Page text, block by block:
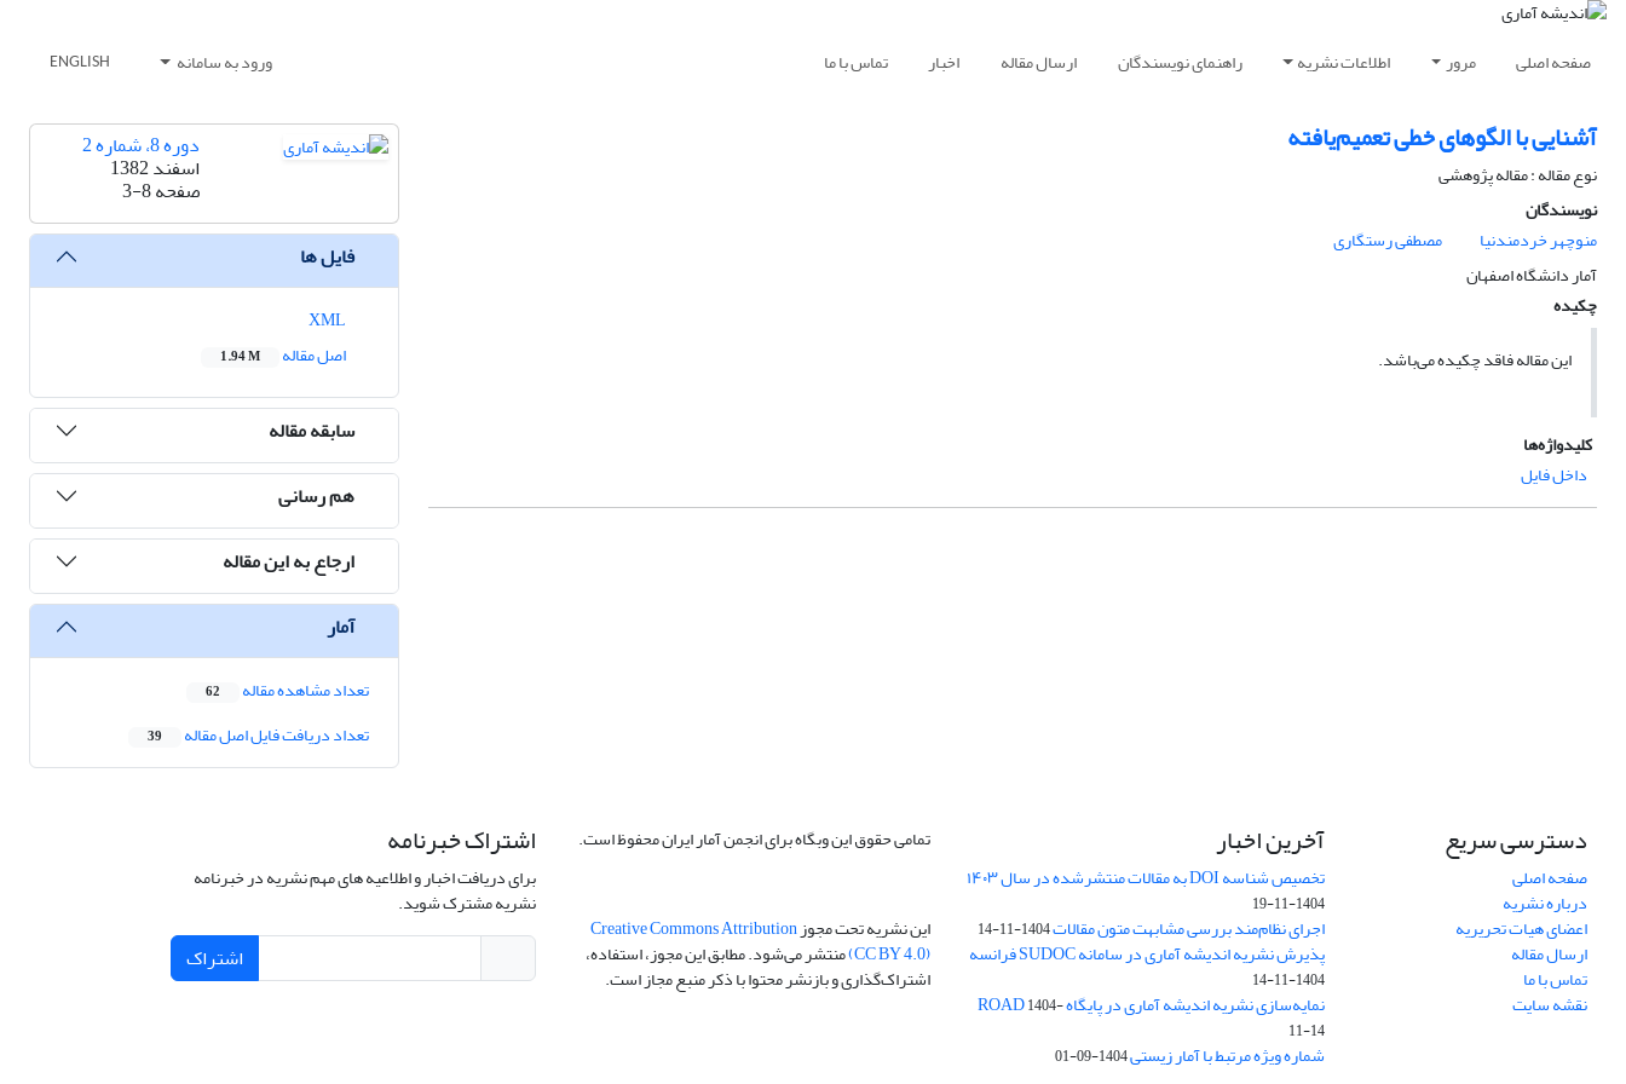
صفحه اصلی مرور اطلاعات نشریه راهنمای نویسندگان ارسال مقاله اخبار تماس با ما ورود به سامانه ENGLISH
آشنایی با الگوهای خطی تعمیم‌یافته
نوع مقاله : مقاله پژوهشی
نویسندگان
منوچهر خردمندنیا
مصطفی رستگاری
آمار دانشگاه اصفهان
چکیده
این مقاله فاقد چکیده می‌باشد.
کلیدواژه‌ها
داخل فایل
دوره 8، شماره 2
اسفند 1382
صفحه3-8
فایل ها
اصل مقاله
1.94 M
سابقه مقاله
هم رسانی
ارجاع به این مقاله
آمار
تعداد مشاهده مقاله 62
تعداد دریافت فایل اصل مقاله 39
دسترسی سریع
صفحه اصلی
درباره نشریه
اعضای هیات تحریریه
ارسال مقاله
تماس با ما
نقشه سایت
آخرین اخبار
تخصیص شناسه DOI به مقالات منتشرشده در سال ۱۴۰۳
1404-11-19
اجرای نظام‌مند بررسی مشابهت متون مقالات1404-11-14
پذیرش نشریه اندیشه آماری در سامانه SUDOC فرانسه
1404-11-14
نمایه‌سازی نشریه اندیشه آماری در پایگاه ROAD1404-
11-14
شماره ویژه مرتبط با آمار زیستی1404-09-01
تمامی حقوق این وبگاه برای انجمن آمار ایران محفوظ است.
این نشریه تحت مجوزCreative Commons Attribution
(CC BY 4.0)منتشر می‌شود. مطابق این مجوز، استفاده،
اشتراک‌گذاری و بازنشر محتوا با ذکر منبع مجاز است.
اشتراک خبرنامه
برای دریافت اخبار و اطلاعیه های مهم نشریه در خبرنامه
نشریه مشترک شوید.
اشتراک